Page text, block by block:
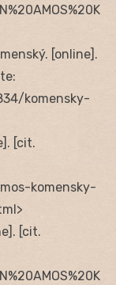
[online].
komensky-
[cit.
komensky-
[cit.